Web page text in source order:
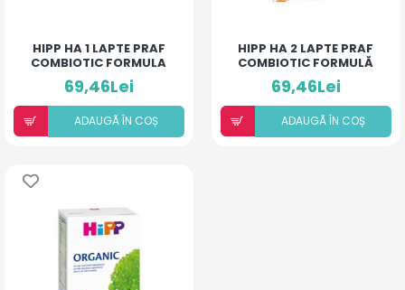
HIPP HA 1 LAPTE PRAF
COMBIOTIC FORMULA
NOUA* 350G
69,46Lei
ADAUGÃ ÎN COȘ
HIPP HA 2 LAPTE PRAF
COMBIOTIC FORMULĂ
NOUĂ* 350G
69,46Lei
ADAUGÃ ÎN COȘ